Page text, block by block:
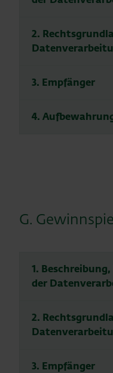
2.
3. Empfänger
4.
G.
1.
der
2.
3. Empfänger